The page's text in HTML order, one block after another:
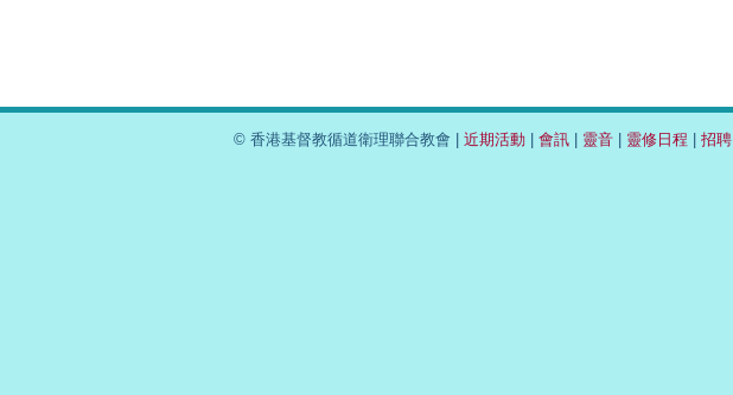
© 香港基督教循道衛理聯合教會 | 近期活動 會訊 靈音 靈修日程 招聘